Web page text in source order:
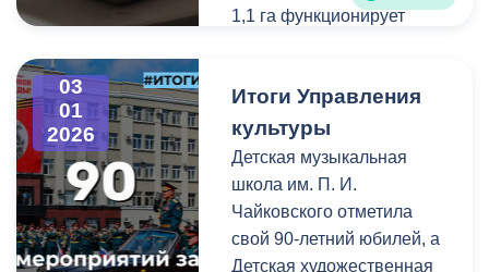
1,1 га функционирует
кормокухня, складские
помещения,
ветеринарный и
административный блоки.
03
01
2026
Итоги Управления
культуры
Детская музыкальная
школа им. П. И.
Чайковского отметила
свой 90-летний юбилей, а
Детская художественная